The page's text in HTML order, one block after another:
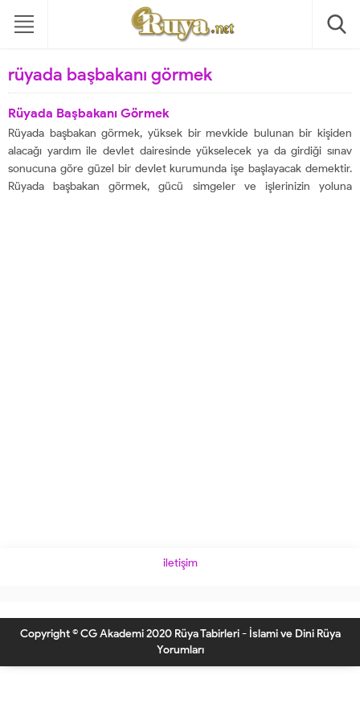
rüyada başbakanı görmek
Rüyada Başbakanı Görmek
Rüyada başbakan görmek, yüksek bir mevkide bulunan bir kişiden
alacağı yardım ile devlet dairesinde yükselecek ya da girdiği sınav
sonucuna göre güzel bir devlet kurumunda işe başlayacak demektir.
Rüyada başbakan görmek, gücü simgeler ve işlerinizin yoluna
iletişim
Copyright © CG Akademi 2020 Rüya Tabirleri - İslami ve Dini Rüya
Yorumları